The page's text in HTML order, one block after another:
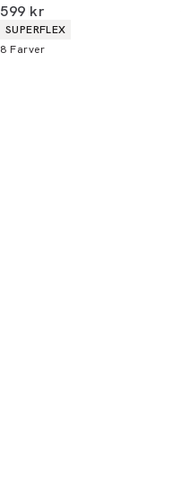
I alt (inkl. rabat)
599 kr
Produkt egenskaber
SUPERFLEX
8 Farver